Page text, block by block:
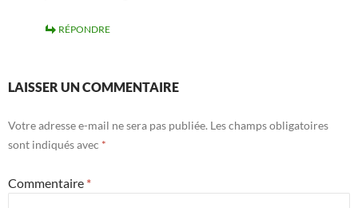
RÉPONDRE
LAISSER UN COMMENTAIRE
Votre adresse e-mail ne sera pas publiée. Les champs obligatoires
sont indiqués avec *
Commentaire *